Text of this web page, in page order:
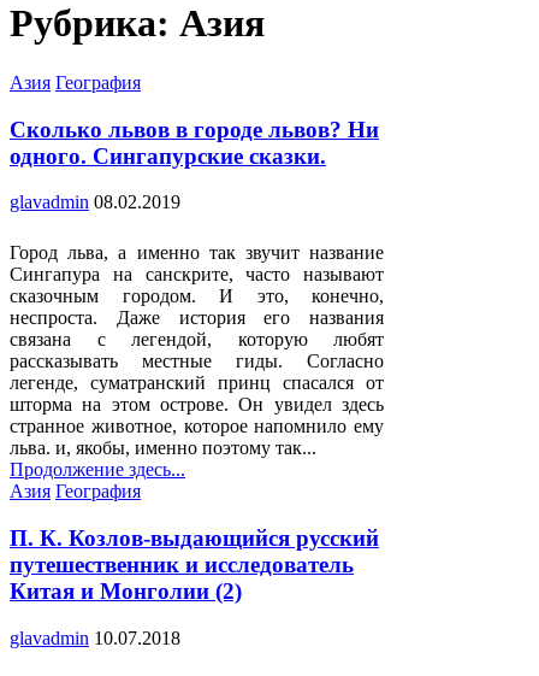
Рубрика: Азия
Posted
Азия География
Сколько львов в городе львов? Ни
одного. Сингапурские сказки.
glavadmin 08.02.2019
Город льва, а именно так звучит название
Сингапура на санскрите, часто называют
сказочным городом. И это, конечно,
неспроста. Даже история его названия
связана с легендой, которую любят
рассказывать местные гиды. Согласно
легенде, суматранский принц спасался от
шторма на этом острове. Он увидел здесь
странное животное, которое напомнило ему
льва. и, якобы, именно поэтому так...
Продолжение здесь...
Posted
Азия География
П. К. Козлов-выдающийся русский
путешественник и исследователь
Китая и Монголии (2)
glavadmin 10.07.2018